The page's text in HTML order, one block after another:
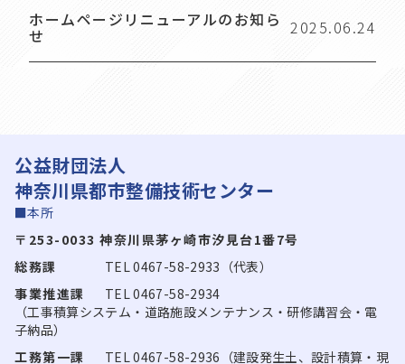
ホームページリニューアルのお知ら
せ 2025.06.24
公益財団法人
神奈川県都市整備技術センター
■本所
〒253-0033 神奈川県茅ヶ崎市汐見台1番7号
総務課
TEL 0467-58-2933（代表）
事業推進課
TEL 0467-58-2934
（工事積算システム・道路施設メンテナンス・研修講習会・電
子納品）
工務第一課
TEL 0467-58-2936（建設発生土、設計積算・現